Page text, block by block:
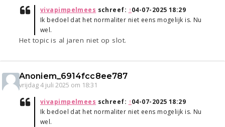
vivapimpelmees schreef: ↑04-07-2025 18:29
Ik bedoel dat het normaliter niet eens mogelijk is. Nu
wel.
Het topic is al jaren niet op slot.
Anoniem_6914fcc8ee787
vrijdag 4 juli 2025 om 18:31
vivapimpelmees schreef: ↑04-07-2025 18:29
Ik bedoel dat het normaliter niet eens mogelijk is. Nu
wel.